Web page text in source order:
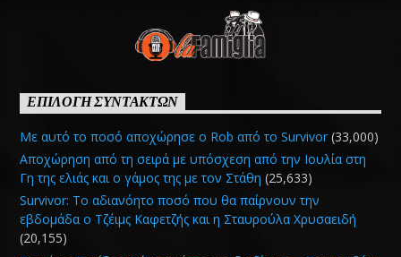
ΕΠΙΛΟΓΗ ΣΥΝΤΑΚΤΩΝ
Με αυτό το ποσό αποχώρησε ο Rob από το Survivor (33,000)
Αποχώρηση από τη σειρά με υπόσχεση από την Ιουλία στη
Γη της ελιάς και ο γάμος της με τον Στάθη (25,633)
Survivor: Το αδιανόητο ποσό που θα παίρνουν την
εβδομάδα ο Τζέιμς Καφετζής και η Σταυρούλα Χρυσαειδή
(20,155)